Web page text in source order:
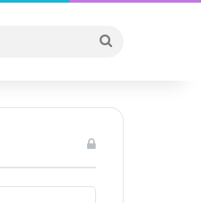
...